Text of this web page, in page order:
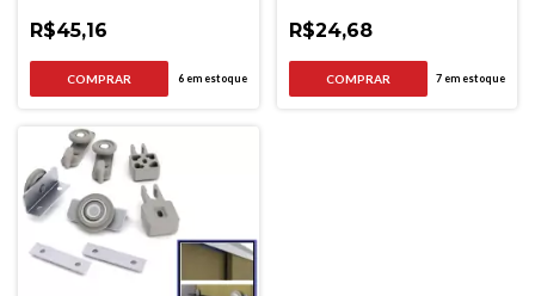
R$45,16
6em estoque
R$24,68
7em estoque